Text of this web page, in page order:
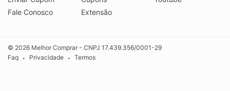
Fale Conosco
Extensão
© 2026 Melhor Comprar - CNPJ 17.439.356/0001-29
Faq
• Privacidade • Termos